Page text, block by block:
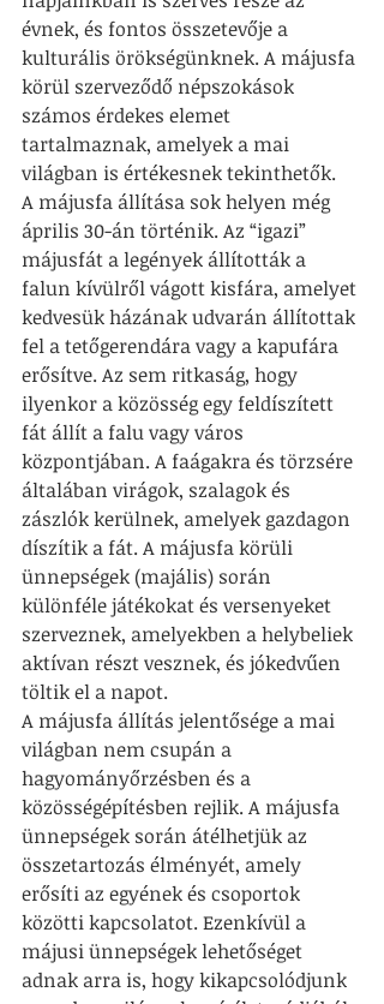
évnek, és fontos összetevője a
kulturális örökségünknek. A májusfa
körül szerveződő népszokások
számos érdekes elemet
tartalmaznak, amelyek a mai
világban is értékesnek tekinthetők.
A májusfa állítása sok helyen még
április 30-án történik. Az “igazi”
májusfát a legények állították a
falun kívülről vágott kisfára, amelyet
kedvesük házának udvarán állítottak
fel a tetőgerendára vagy a kapufára
erősítve. Az sem ritkaság, hogy
ilyenkor a közösség egy feldíszített
fát állít a falu vagy város
központjában. A faágakra és törzsére
általában virágok, szalagok és
zászlók kerülnek, amelyek gazdagon
díszítik a fát. A májusfa körüli
ünnepségek (majális) során
különféle játékokat és versenyeket
szerveznek, amelyekben a helybeliek
aktívan részt vesznek, és jókedvűen
töltik el a napot.
A májusfa állítás jelentősége a mai
világban nem csupán a
hagyományőrzésben és a
közösségépítésben rejlik. A májusfa
ünnepségek során átélhetjük az
összetartozás élményét, amely
erősíti az egyének és csoportok
közötti kapcsolatot. Ezenkívül a
májusi ünnepségek lehetőséget
adnak arra is, hogy kikapcsolódjunk